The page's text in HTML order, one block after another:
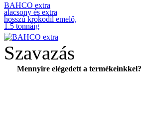
BAHCO extra
alacsony és extra
hosszú krokodil emelő,
1.5 tonnáig
Szavazás
Mennyire elégedett a termékeinkkel?